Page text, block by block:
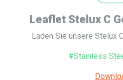
Leaflet Stelux C
Laden Sie unsere Stelux
#Stainless